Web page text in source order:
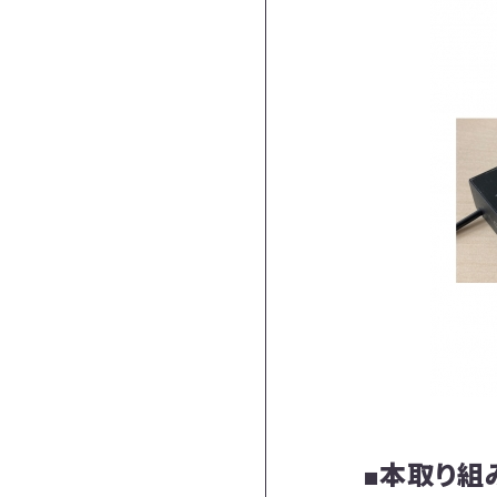
■本取り組